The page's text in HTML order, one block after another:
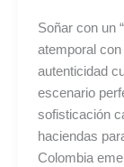
Soñar con un
atemporal
autenticidad
escenario
sofisticación
haciendas
Colombia
El
Escenario
de
Tu
Sueño
Andino